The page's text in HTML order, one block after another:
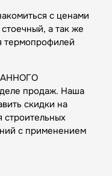
с ценами
а так же
термопрофилей
продаж. Наша
скидки на
с применением